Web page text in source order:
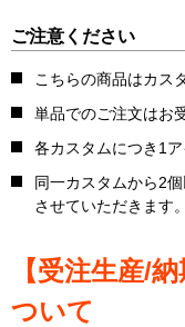
ご注意ください
こちらの商品はカス
単品でのご注文はお
各カスタムにつき1ア
同一カスタムから2
させていただきます
【受注生産/
ついて